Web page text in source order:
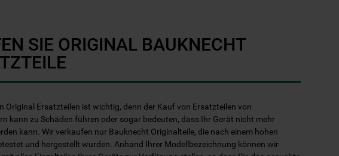
SIE ORIGINAL BAUKNECHT
Original Ersatzteilen ist wichtig, denn der Kauf von Ersatzteilen von
kann zu Schäden führen oder sogar bedeuten, dass Ihr Gerät nicht mehr
kann. Wir verkaufen nur Bauknecht Originalteile, die nach einem hohen
und hergestellt wurden. Anhand Ihrer Modellbezeichnung können wir